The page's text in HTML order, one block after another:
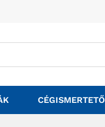
CÉGISMERTETŐ